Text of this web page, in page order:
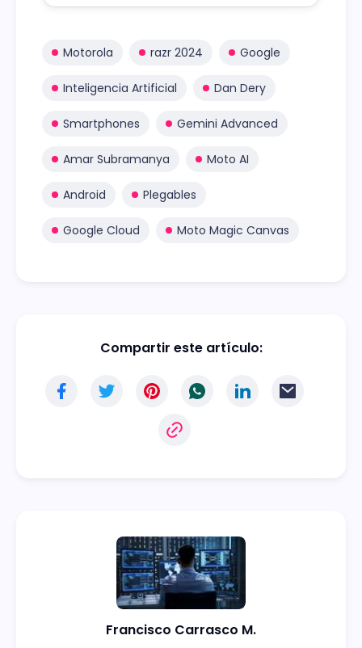
ciberataques, y mejorar la gestión
propio dispositivo”.
Motorola razr 2024 Google
Inteligencia Artificial Dan Dery
Smartphones Gemini Advanced
Amar Subramanya Moto AI
Android Plegables
Google Cloud Moto Magic Canvas
Compartir este artículo:
Francisco Carrasco M.